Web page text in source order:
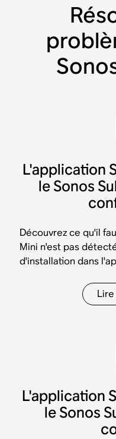
L'application
le Sonos
Découvrez ce qu'il
Mini n'est pas
d'installation dans
L'application
le Sonos